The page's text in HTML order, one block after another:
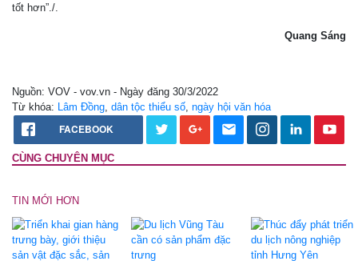
tốt hơn”./.
Quang Sáng
Nguồn: VOV - vov.vn - Ngày đăng 30/3/2022
Từ khóa:
Lâm Đồng dân tộc thiểu số ngày hội văn hóa
FACEBOOK
CÙNG CHUYÊN MỤC
TIN MỚI HƠN